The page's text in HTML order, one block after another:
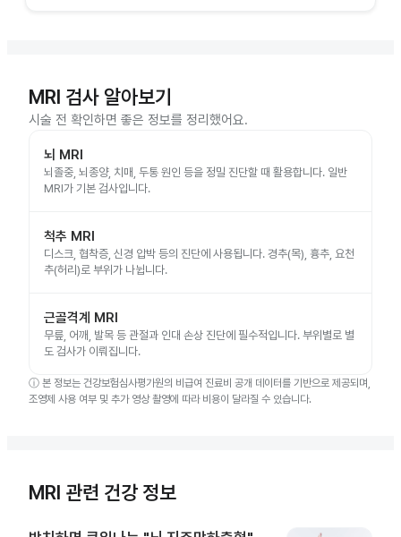
MRI 검사 알아보기
시술 전 확인하면 좋은 정보를 정리했어요.
뇌 MRI
뇌졸중, 뇌종양, 치매, 두통 원인 등을 정밀 진단할 때 활용합니다. 일반
MRI가 기본 검사입니다.
척추 MRI
디스크, 협착증, 신경 압박 등의 진단에 사용됩니다. 경추(목), 흉추, 요천
추(허리)로 부위가 나뉩니다.
근골격계 MRI
무릎, 어깨, 발목 등 관절과 인대 손상 진단에 필수적입니다. 부위별로 별
도 검사가 이뤄집니다.
ⓘ 본 정보는 건강보험심사평가원의 비급여 진료비 공개 데이터를 기반으로 제공되며,
조영제 사용 여부 및 추가 영상 촬영에 따라 비용이 달라질 수 있습니다.
MRI 관련 건강 정보